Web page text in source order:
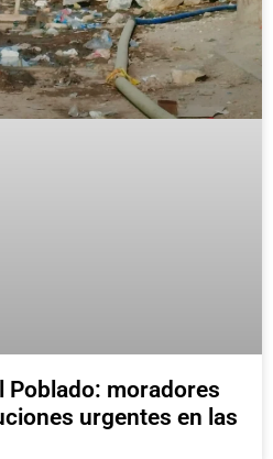
Poblado: moradores
urgentes en las